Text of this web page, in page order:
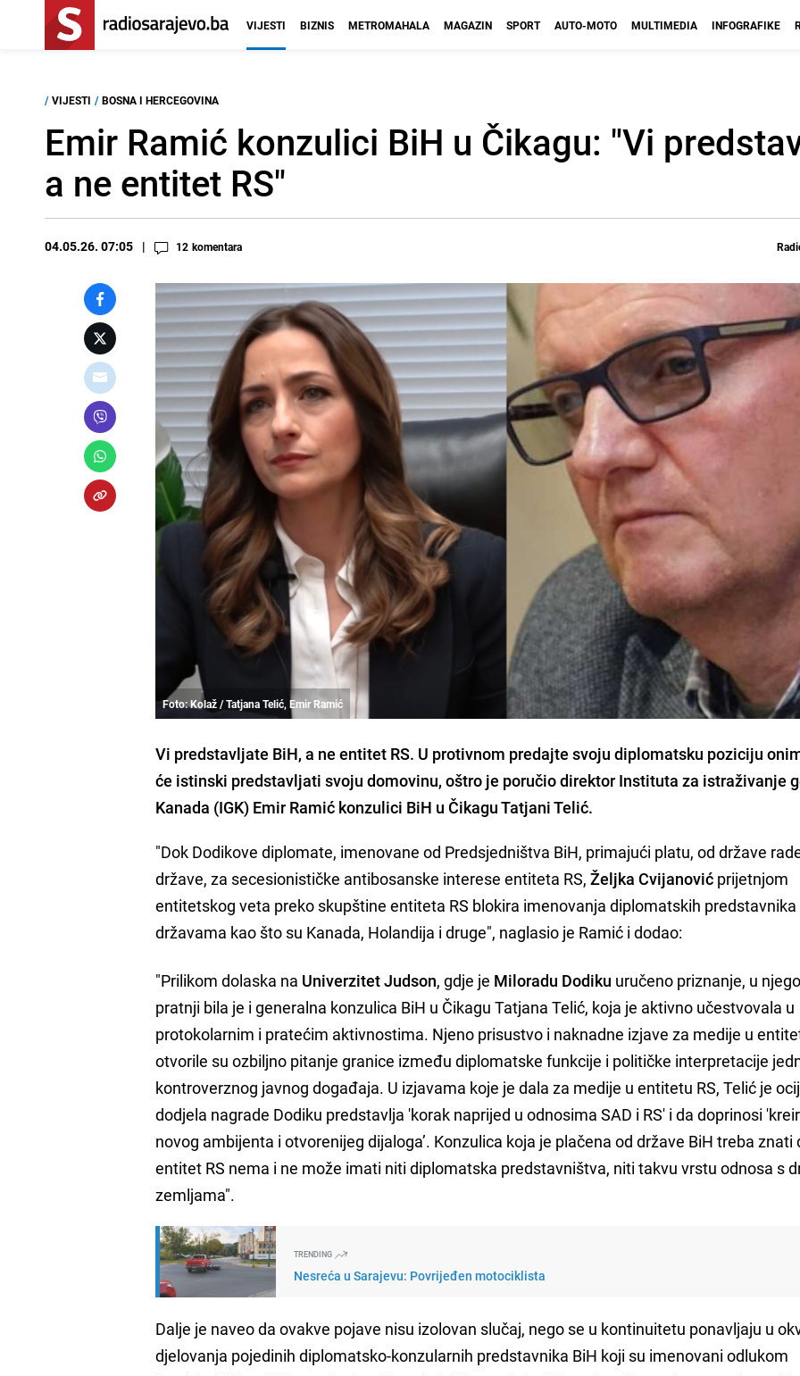
VIJESTI BIZNIS METROMAHALA MAGAZIN SPORT AUTO-MOTO MULTIMEDIA INFOGRAFIKE
/ VIJESTI / BOSNA I HERCEGOVINA
Emir Ramić konzulici BiH u Čikagu: "Vi
a ne entitet RS"
04.05.26. 07:05 12 komentara
Foto: Kolaž / Tatjana Telić, Emir Ramić
Vi predstavljate BiH, a ne entitet RS. U protivnom predajte svoju diplomatsku poziciju
će istinski predstavljati svoju domovinu, oštro je poručio direktor Instituta za istraživanje
Kanada (IGK) Emir Ramić konzulici BiH u Čikagu Tatjani Telić.
"Dok Dodikove diplomate, imenovane od Predsjedništva BiH, primajući platu, od države
države, za secesionističke antibosanske interese entiteta RS,Željka Cvijanović prijetnjom
entitetskog veta preko skupštine entiteta RS blokira imenovanja diplomatskih predstavnika
državama kao što su Kanada, Holandija i druge", naglasio je Ramić i dodao:
"Prilikom dolaska na Univerzitet Judson, gdje je Miloradu Dodiku uručeno priznanje, u
pratnji bila je i generalna konzulica BiH u Čikagu Tatjana Telić, koja je aktivno učestvovala u
protokolarnim i pratećim aktivnostima. Njeno prisustvo i naknadne izjave za medije u
otvorile su ozbiljno pitanje granice između diplomatske funkcije i političke interpretacije
kontroverznog javnog događaja. U izjavama koje je dala za medije u entitetu RS, Telić je
dodjela nagrade Dodiku predstavlja 'korak naprijed u odnosima SAD i RS' i da doprinosi
novog ambijenta i otvorenijeg dijaloga’. Konzulica koja je plačena od države BiH treba znati
entitet RS nema i ne može imati niti diplomatska predstavništva, niti takvu vrstu odnosa s
zemljama".
TRENDING
Nesreća u Sarajevu: Povrijeđen motociklista
Dalje je naveo da ovakve pojave nisu izolovan slučaj, nego se u kontinuitetu ponavljaju u
djelovanja pojedinih diplomatsko-konzularnih predstavnika BiH koji su imenovani odlukom